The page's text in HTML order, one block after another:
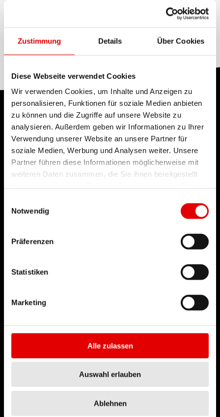
Zustimmung Details Über Cookies
Diese Webseite verwendet Cookies
Wir verwenden Cookies, um Inhalte und Anzeigen zu
personalisieren, Funktionen für soziale Medien anbieten
zu können und die Zugriffe auf unsere Website zu
analysieren. Außerdem geben wir Informationen zu Ihrer
Verwendung unserer Website an unsere Partner für
soziale Medien, Werbung und Analysen weiter. Unsere
Partner führen diese Informationen möglicherweise mit
weiteren Daten zusammen, die Sie ihnen bereitgestellt
Notwendig
Präferenzen
Statistiken
Marketing
Alle zulassen
Auswahl erlauben
Ablehnen
WERKSTOFF HEBEL
Aluminum, None
TECHNOLOGIE
Wir glauben an Ingenieurskunst und streben nach
Perfektion bei der Entwicklung neuer Produkte.
Unser Leitgedanke ist es dabei, die
technologischen Grenzen immer weiter zu
RWS